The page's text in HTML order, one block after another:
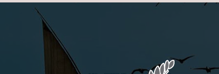
Skip to main content